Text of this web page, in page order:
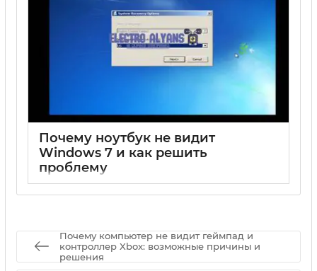
Почему ноутбук не видит
Windows 7 и как решить
проблему
Почему компьютер не видит геймпад и
контроллер Xbox: возможные причины и
решения